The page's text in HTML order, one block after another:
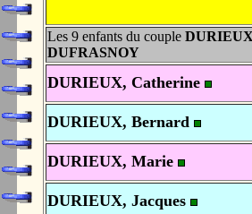
Les 9 enfants du couple
DUFRASNOY
DURIEUX, Catherine
DURIEUX, Bernard
DURIEUX, Marie
DURIEUX, Jacques